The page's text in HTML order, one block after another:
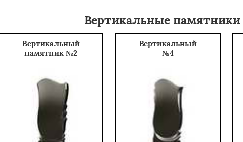
Вертикальные памятники
Вертикальный
памятник №2
Вертикальный
№4